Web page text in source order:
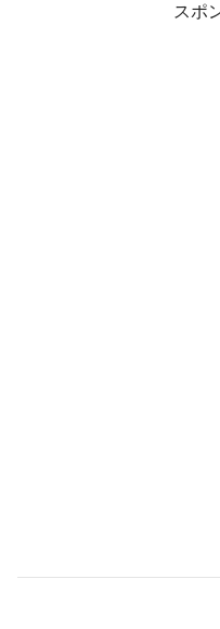
スポ